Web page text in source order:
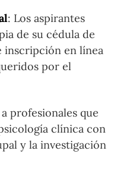
: Los aspirantes
de su cédula de
en línea
por el
profesionales que
clínica con
y la investigación